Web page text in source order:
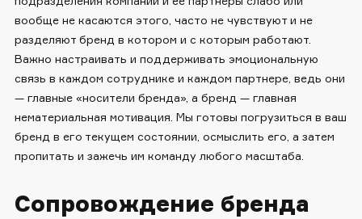
вообще не касаются этого, часто не чувствуют и не
разделяют бренд в котором и с которым работают.
Важно настраивать и поддерживать эмоциональную
связь в каждом сотруднике и каждом партнере, ведь они
— главные «носители бренда», а бренд — главная
нематериальная мотивация. Мы готовы погрузиться в ваш
бренд в его текущем состоянии, осмыслить его, а затем
пропитать и зажечь им команду любого масштаба.
Сопровождение бренда